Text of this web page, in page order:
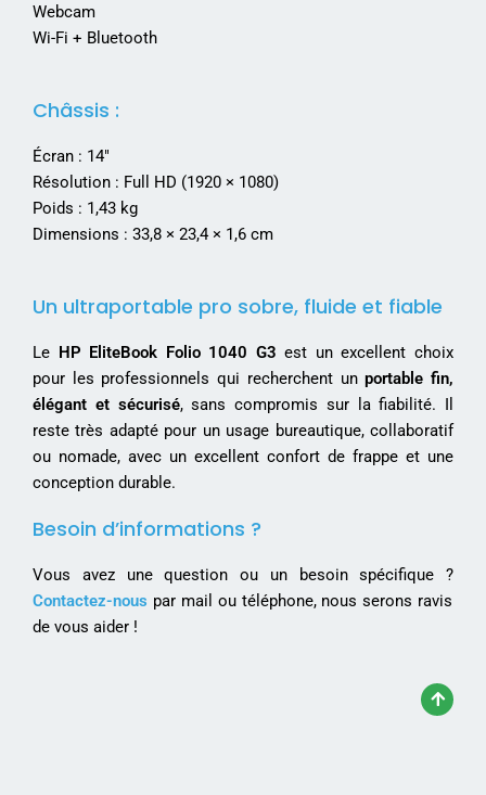
Webcam
Wi-Fi + Bluetooth
Châssis :
Écran : 14″
Résolution : Full HD (1920 × 1080)
Poids : 1,43 kg
Dimensions : 33,8 × 23,4 × 1,6 cm
Un ultraportable pro sobre, fluide et fiable
Le HP EliteBook Folio 1040 G3 est un excellent choix
pour les professionnels qui recherchent unportable fin,
élégant et sécurisé, sans compromis sur la fiabilité. Il
reste très adapté pour un usage bureautique, collaboratif
ou nomade, avec un excellent confort de frappe et une
conception durable.
Besoin d’informations ?
Vous avez une question ou un besoin spécifique ?
Contactez-nous par mail ou téléphone, nous serons ravis
de vous aider !